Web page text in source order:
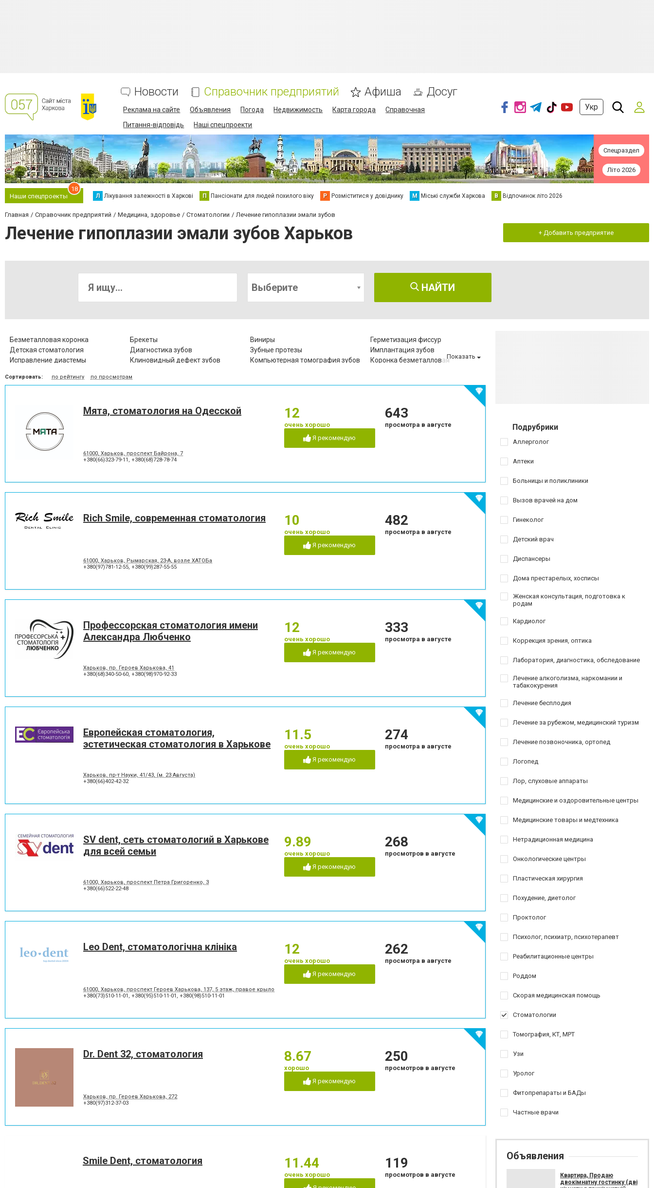
Новости Справочник предприятий Афиша Досуг
Реклама на сайте Объявления Погода Недвижимость Карта города
Справочная
Питання-відповідь
Наші спецпроекти
Укр
Спецраздел
Літо 2026
Наши спецпроекты
18
Л Лікування залежності в Харкові П Пансіонати для людей похилого віку Р Розміститися у довіднику М Міські служби Харкова В Відпочинок літо 2026
Главная Справочник предприятий Медицина, здоровье Стоматологии Лечение гипоплазии эмали зубов
Лечение гипоплазии эмали зубов Харьков + Добавить предприятие
Выберите НАЙТИ
Безметалловая коронка Брекеты Виниры
Герметизация фиссур
Детская стоматология
Диагностика зубов Зубные протезы
Имплантация зубов
Исправление диастемы
Клиновидный дефект зубов Компьютерная томография зубов
Коронка безметалловая
Лечение альвеолита
Лечение гингивита
Лечение зубов при беременности
Лечение корневых каналов Лечение лазером
Лечение пародонтита
Лечение пародонтоза
Лечение периостита
Лечение под наркозом
Лечение пульпита
Люминиры
Озонотерапия в стоматологии
Отбеливание зубов
Пластика десневого края
Пластины для исправления
Пломбирование зубов Пломбирование каналов Подготовка к протезированию
Шинирование зубов Элайнеры Эстетическая реставрация
Показать
Сортировать: по рейтингу по просмотрам
Мята, стоматология на Одесской
61000, Харьков, проспект Байрона, 7
+380(66)323-79-11 , +380(68)728-78-74
12
очень хорошо
Я рекомендую
643
просмотра в августе
Rich Smile, современная стоматология
61000, Харьков, Рымарская, 23-А, возле ХАТОБа
+380(97)781-12-55, +380(99)287-55-55
10
очень хорошо
Я рекомендую
482
просмотра в августе
Профессорская стоматология имени
Александра Любченко
Харьков, пр. Героев Харькова, 41
+380(68)340-50-60, +380(98)970-92-33
12
очень хорошо
Я рекомендую
333
просмотра в августе
Европейская стоматология,
эстетическая стоматология в Харькове
Харьков, пр-т Науки, 41/43, (м. 23 Августа)
+380(66)402-42-32
11.5
очень хорошо
Я рекомендую
274
просмотра в августе
SV dent, сеть стоматологий в Харькове
для всей семьи
61000, Харьков, проспект Петра Григоренко, 3
+380(66)522-22-48
9.89
очень хорошо
Я рекомендую
268
просмотров в августе
Leo Dent, стоматологічна клініка
61000, Харьков, проспект Героев Харькова, 137, 5 этаж, правое крыло
+380(73)510-11-01 , +380(95)510-11-01 , +380(98)510-11-01
12
очень хорошо
Я рекомендую
262
просмотра в августе
Dr. Dent 32, стоматология
Харьков, пр. Героев Харькова, 272
+380(97)312-37-03
8.67
хорошо
Я рекомендую
250
просмотров в августе
Smile Dent, стоматология 11.44
очень хорошо
119
просмотров в августе
Подрубрики
Аллерголог
Аптеки
Больницы и поликлиники
Вызов врачей на дом
Гинеколог
Детский врач
Диспансеры
Дома престарелых, хосписы
Женская консультация, подготовка к
родам
Кардиолог
Коррекция зрения, оптика
Лаборатория, диагностика, обследование
Лечение алкоголизма, наркомании и
табакокурения
Лечение бесплодия
Лечение за рубежом, медицинский туризм
Лечение позвоночника, ортопед
Логопед
Лор, слуховые аппараты
Медицинские и оздоровительные центры
Медицинские товары и медтехника
Нетрадиционная медицина
Онкологические центры
Пластическая хирургия
Похудение, диетолог
Проктолог
Психолог, психиатр, психотерапевт
Реабилитационные центры
Роддом
Скорая медицинская помощь
Стоматологии
Томография, КТ, МРТ
Узи
Уролог
Фитопрепараты и БАДы
Частные врачи
Объявления
Квартира, Продаю
двокімнатну гостинку (дві